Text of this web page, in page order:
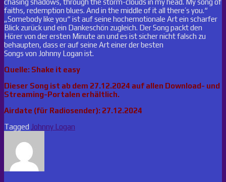
faiths, redemption blues. And in the middle of it all there’s you.“
„Somebody like you“ ist auf seine hochemotionale Art ein scharfer
Blick zurück und ein Dankeschön zugleich. Der Song packt den
Hörer von der ersten Minute an und es ist sicher nicht falsch zu
behaupten, dass er auf seine Art einer der besten
Songs von Johnny Logan ist.
Quelle: Shake it easy
Dieser Song ist ab dem 27.12.2024 auf allen Download- und
Streaming-Portalen erhältlich.
Airdate (für Radiosender): 27.12.2024
Tagged Johnny Logan